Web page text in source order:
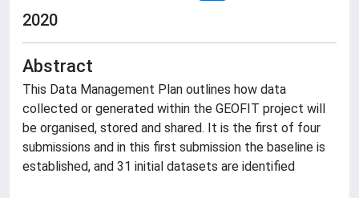
2020
Abstract
This Data Management Plan outlines how data
collected or generated within the GEOFIT project will
be organised, stored and shared. It is the first of four
submissions and in this first submission the baseline is
established, and 31 initial datasets are identified